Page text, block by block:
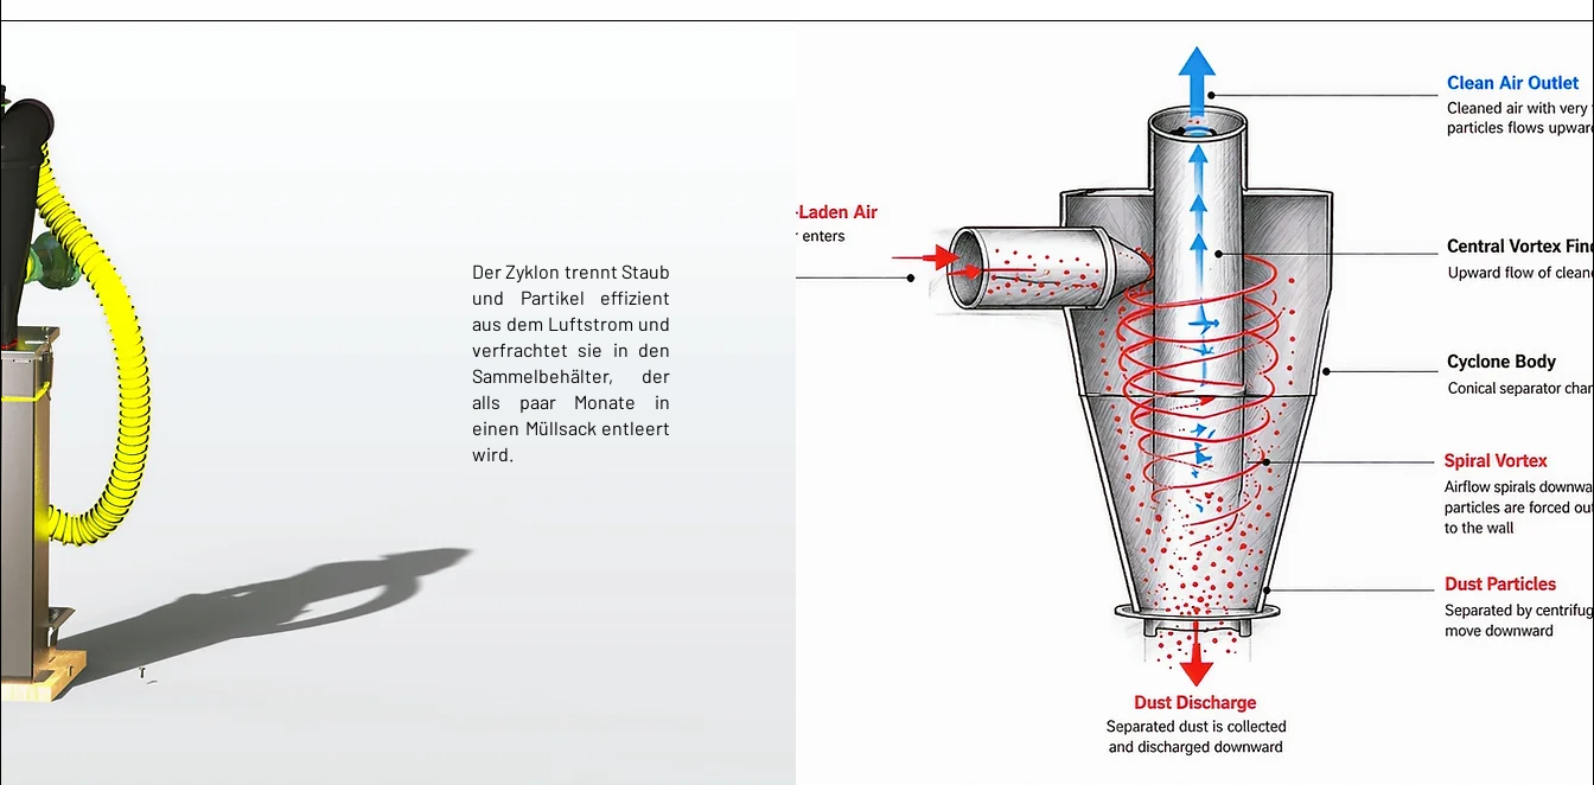
Der Zyklon trennt Staub
und Partikel effizient
aus dem Luftstrom und
verfrachtet sie in den
Sammelbehälter, der
alls paar Monate in
einen Müllsack entleert
wird.